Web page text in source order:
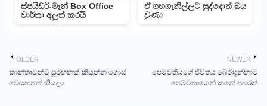
ස්පයිඩර්-මෑන් Box Office
වාර්තා අලුත් කරයි
ඒ ගහගැනිල්ලට සුද්දොත් බය
වුණා
NEWER
පෙම්වතියගේ ජිවිතය බේරාදුන්නාට
පෙම්වතාගෙන් කනේ පහරක්
OLDER
කාන්තාවන්ට සුරඟනක් කියන්න ගොස්
වෙසඟනත් කියලා